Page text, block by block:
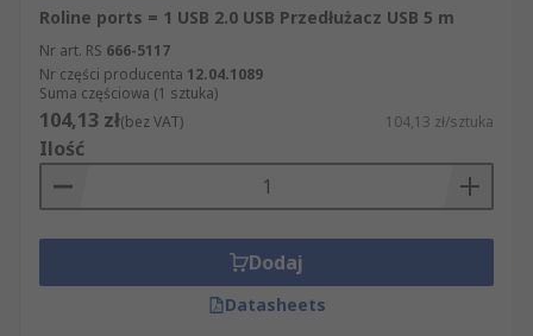
Roline ports = 1 USB 2.0 USB Przedłużacz USB 5 m
Nr art. RS 666-5117
Nr części producenta 12.04.1089
Suma częściowa (1 sztuka)
104,13 zł(bez VAT) 104,13 zł/sztuka
Ilość
Dodaj
Datasheets